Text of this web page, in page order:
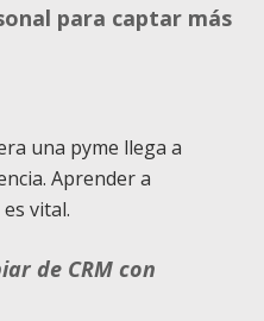
para captar más
una pyme llega a
Aprender a
vital.
de CRM con